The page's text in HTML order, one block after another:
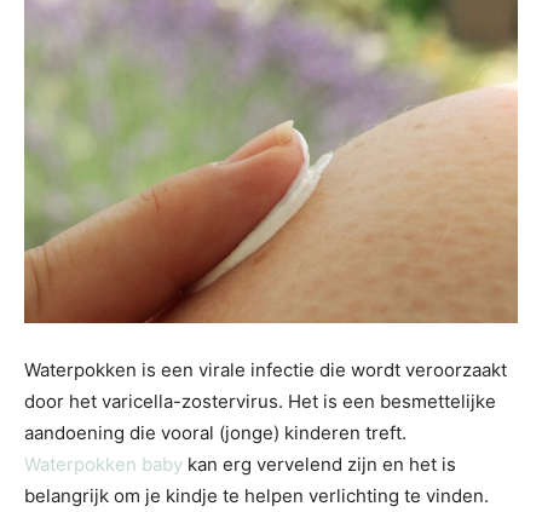
Waterpokken is een virale infectie die wordt veroorzaakt
door het varicella-zostervirus. Het is een besmettelijke
aandoening die vooral (jonge) kinderen treft.
Waterpokken baby kan erg vervelend zijn en het is
belangrijk om je kindje te helpen verlichting te vinden.